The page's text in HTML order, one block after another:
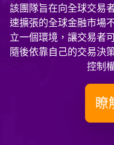
該團隊旨在向全球交易
速擴張的全球金融市場
立一個環境，讓交易者
隨後依靠自己的交易決
控制
瞭